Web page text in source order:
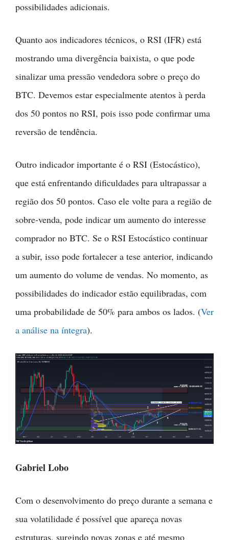
possibilidades adicionais.
Quanto aos indicadores técnicos, o RSI (IFR) está
mostrando uma divergência baixista, o que pode
sinalizar uma pressão vendedora sobre o preço do
BTC. Devemos estar especialmente atentos à perda
dos 50 pontos no RSI, pois isso pode confirmar uma
reversão de tendência.
Outro indicador importante é o RSI (Estocástico),
que está enfrentando dificuldades para ultrapassar a
região dos 50 pontos. Caso ele volte para a região de
sobre-venda, pode indicar um aumento do interesse
comprador no BTC. Se o RSI Estocástico continuar
a subir, isso pode fortalecer a tese anterior, indicando
um aumento do volume de vendas. No momento, as
possibilidades do indicador estão equilibradas, com
uma probabilidade de 50% para ambos os lados. (Ver
a análise na íntegra).
Gabriel Lobo
Com o desenvolvimento do preço durante a semana e
sua volatilidade é possível que apareça novas
estruturas, surgindo novas zonas e até mesmo